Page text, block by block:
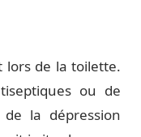
lors de la toilette.
ou de
la dépression